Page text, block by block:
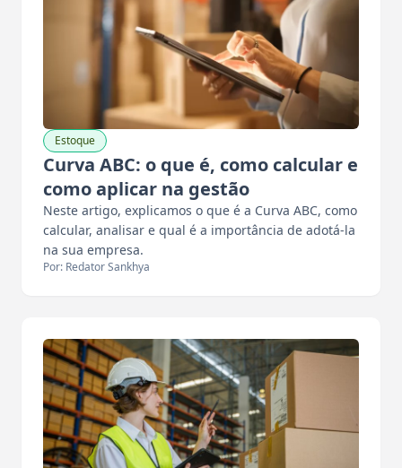
Estoque
Curva ABC: o que é, como calcular e
como aplicar na gestão
Neste artigo, explicamos o que é a Curva ABC, como
calcular, analisar e qual é a importância de adotá-la
na sua empresa.
Por: Redator Sankhya